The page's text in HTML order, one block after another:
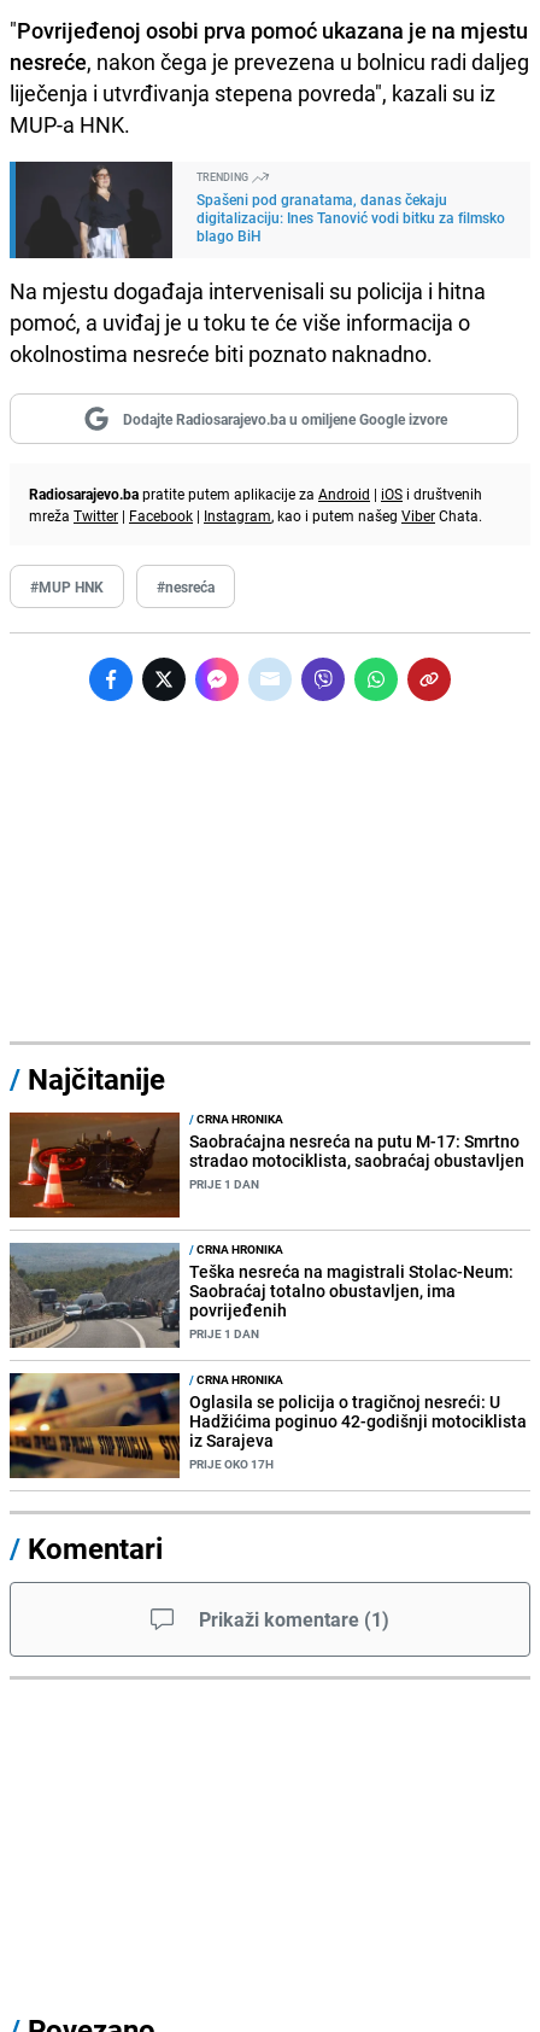
"Povrijeđenoj osobi prva pomoć ukazana je na mjestu
nesreće, nakon čega je prevezena u bolnicu radi daljeg
liječenja i utvrđivanja stepena povreda", kazali su iz
MUP-a HNK.
TRENDING
Spašeni pod granatama, danas čekaju
digitalizaciju: Ines Tanović vodi bitku za filmsko
blago BiH
Na mjestu događaja intervenisali su policija i hitna
pomoć, a uviđaj je u toku te će više informacija o
okolnostima nesreće biti poznato naknadno.
Dodajte Radiosarajevo.ba u omiljene Google izvore
Radiosarajevo.bapratite putem aplikacije za Android | iOS i društvenih
mreža Twitter | Facebook | Instagram, kao i putem našeg ViberChata.
#MUP HNK #nesreća
/ Najčitanije
/CRNA HRONIKA
Saobraćajna nesreća na putu M-17: Smrtno
stradao motociklista, saobraćaj obustavljen
PRIJE 1 DAN
/CRNA HRONIKA
Teška nesreća na magistrali Stolac-Neum:
Saobraćaj totalno obustavljen, ima
povrijeđenih
PRIJE 1 DAN
/CRNA HRONIKA
Oglasila se policija o tragičnoj nesreći: U
Hadžićima poginuo 42-godišnji motociklista
iz Sarajeva
PRIJE OKO 17H
/ Komentari
Prikaži komentare (1)